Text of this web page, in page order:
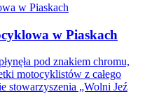
w Piaskach
pod znakiem chromu,
motocyklistów z całego
stowarzyszenia „Wolni Jeź